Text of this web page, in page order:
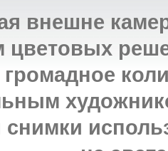
внешне
громадное
снимки